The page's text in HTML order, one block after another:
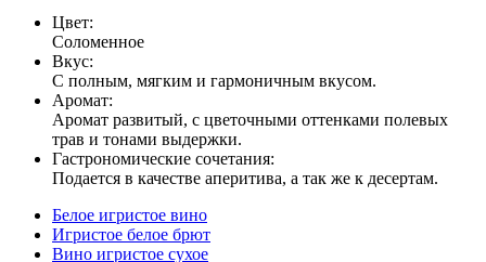
Цвет:
Соломенное
Вкус:
С полным, мягким и гармоничным вкусом.
Аромат:
Аромат развитый, с цветочными оттенками полевых
трав и тонами выдержки.
Гастрономические сочетания:
Подается в качестве аперитива, а так же к десертам.
Белое игристое вино
Игристое белое брют
Вино игристое сухое